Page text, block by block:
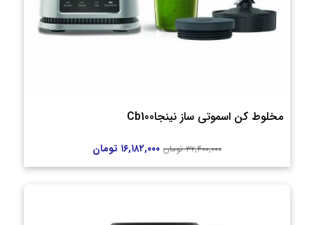
مخلوط کن اسموتی ساز نینجاCb100
۳۲,۴۰۰,۰۰۰ تومان ۱۶,۱۸۲,۰۰۰ تومان